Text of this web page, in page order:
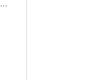
崇城大学 薬学部 薬学科 合格 荒木綾華さん （青雲高等学校 卒業） 受験に役立った勉強法を教えてください。 私は志望している学部で一番重要視されている科目がとても苦手だったため、受講を終えた後は高速マスターと教科書を併 […]